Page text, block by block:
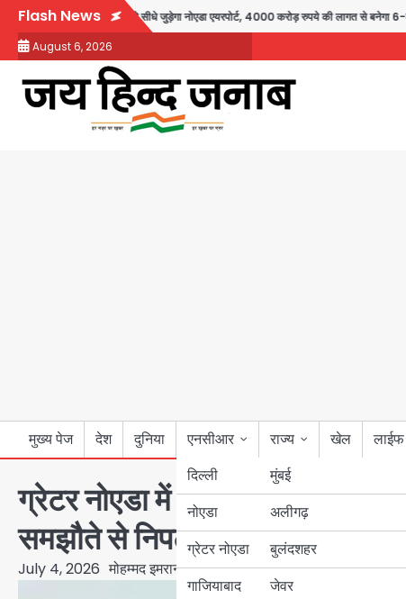
Skip
content
Flash News
से सीधे जुड़ेगा नोएडा एयरपोर्ट, 4000 करोड़ रुपये की लागत से बनेगा 6-लेन एक्सप्रेसवे
August 6, 2026
मुख्य पेज देश दुनिया
एनसीआर
दिल्ली
नोएडा
ग्रेटर नोएडा
गाजियाबाद
राज्य
मुंबई
उत्तर प्रदेश
अलीगढ़
बुलंदशहर
जेवर
बिहार
पंजाब
खेल
ग्रेटर नोएडा में 21 से 23 अगस्त
समझौते से निपटाए जाएंगे लंबित मामले
July 4, 2026 मोहम्मद इमरान